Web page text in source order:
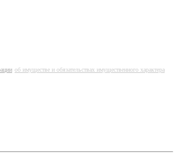
об имуществе и обязательствах имущественного характера